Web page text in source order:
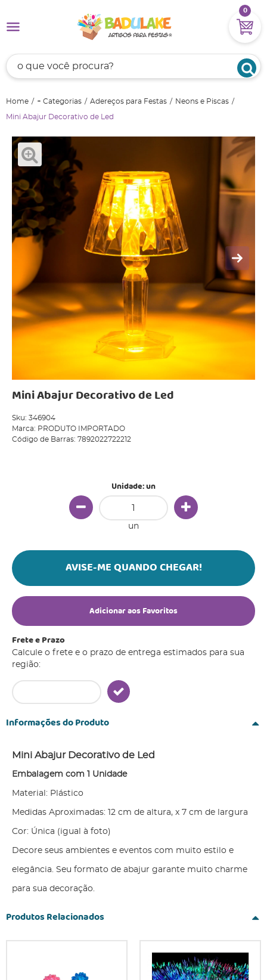
0
Home + Categorias Adereços para Festas Neons e Piscas
Mini Abajur Decorativo de Led
Mini Abajur Decorativo de Led
Sku: 346904
Marca: PRODUTO IMPORTADO
Código de Barras: 7892022722212
Unidade: un
un
AVISE-ME QUANDO CHEGAR!
Adicionar aos Favoritos
Frete e Prazo
Calcule o frete e o prazo de entrega estimados para sua
região:
Informações do Produto
Mini Abajur Decorativo de Led
Embalagem com 1 Unidade
Material: Plástico
Medidas Aproximadas: 12 cm de altura, x 7 cm de largura
Cor: Única (igual à foto)
Decore seus ambientes e eventos com muito estilo e
elegância. Seu formato de abajur garante muito charme
para sua decoração.
Produtos Relacionados